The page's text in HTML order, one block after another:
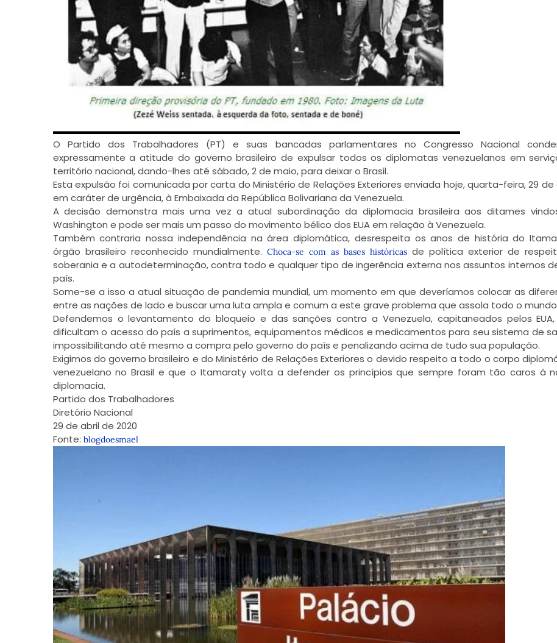
O Partido dos Trabalhadores (PT) e suas bancadas parlamentares no Congresso Nacional
expressamente a atitude do governo brasileiro de expulsar todos os diplomatas venezuelanos em
território nacional, dando-lhes até sábado, 2 de maio, para deixar o Brasil.
Esta expulsão foi comunicada por carta do Ministério de Relações Exteriores enviada hoje, quarta-feira, 29 de
em caráter de urgência, à Embaixada da República Bolivariana da Venezuela.
A decisão demonstra mais uma vez a atual subordinação da diplomacia brasileira aos ditames
Washington e pode ser mais um passo do movimento bélico dos EUA em relação à Venezuela.
Também contraria nossa independência na área diplomática, desrespeita os anos de história do
órgão brasileiro reconhecido mundialmente. Choca-se com as bases históricasde política exterior de
soberania e a autodeterminação, contra todo e qualquer tipo de ingerência externa nos assuntos internos
país.
Some-se a isso a atual situação de pandemia mundial, um momento em que deveríamos colocar as
entre as nações de lado e buscar uma luta ampla e comum a este grave problema que assola todo o
Defendemos o levantamento do bloqueio e das sanções contra a Venezuela, capitaneados pelos
dificultam o acesso do país a suprimentos, equipamentos médicos e medicamentos para seu sistema de
impossibilitando até mesmo a compra pelo governo do país e penalizando acima de tudo sua população.
Exigimos do governo brasileiro e do Ministério de Relações Exteriores o devido respeito a todo o corpo
venezuelano no Brasil e que o Itamaraty volta a defender os princípios que sempre foram tão caros à
diplomacia.
Partido dos Trabalhadores
Diretório Nacional
29 de abril de 2020
Fonte: blogdoesmael